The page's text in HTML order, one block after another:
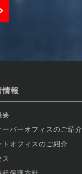
情報
要
ーバーオフィスのご紹介
トオフィスのご紹介
ス